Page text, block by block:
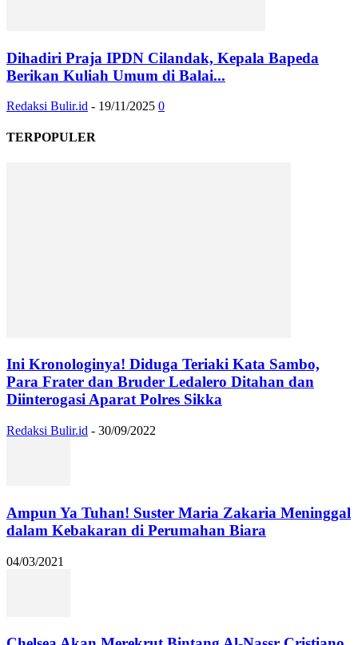
Dihadiri Praja IPDN Cilandak, Kepala Bapeda
Berikan Kuliah Umum di Balai...
Redaksi Bulir.id - 19/11/2025 0
TERPOPULER
Ini Kronologinya! Diduga Teriaki Kata Sambo,
Para Frater dan Bruder Ledalero Ditahan dan
Diinterogasi Aparat Polres Sikka
Redaksi Bulir.id - 30/09/2022
Ampun Ya Tuhan! Suster Maria Zakaria Meninggal
dalam Kebakaran di Perumahan Biara
04/03/2021